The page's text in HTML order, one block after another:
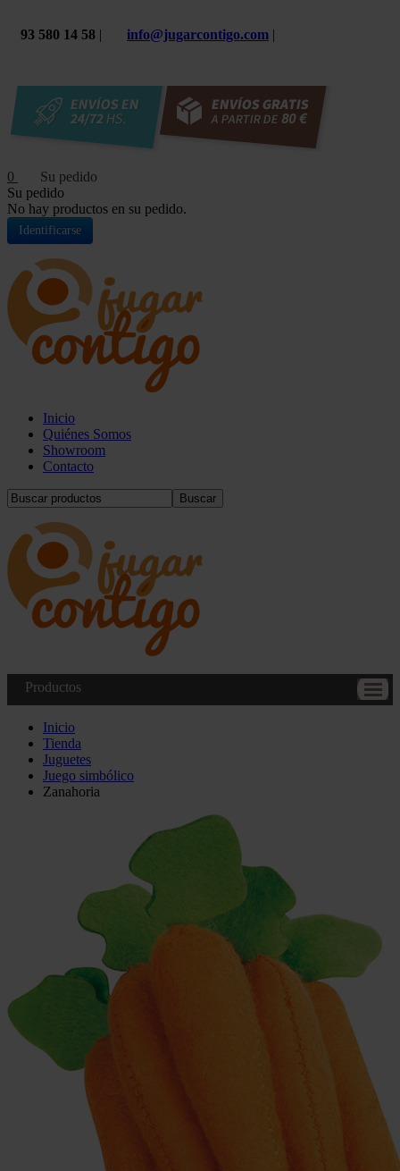
93 580 14 58 | info@jugarcontigo.com |
0
Su pedido
No hay productos en su pedido.
Identificarse
Inicio
Quiénes Somos
Showroom
Contacto
Buscar
Productos
Inicio
Tienda
Juguetes
Juego simbólico
Zanahoria